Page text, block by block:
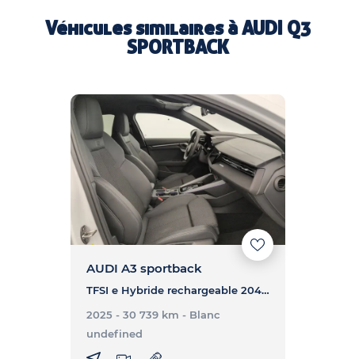
Véhicules similaires àAUDI Q3
SPORTBACK
AUDI A3 sportback
TFSI e Hybride rechargeable 204 S tronic 6 S line - A3 SPORTBACK TFSI e Hybride rechargeable 204 S tronic 6 S line
2025 - 30 739 km - Blanc
undefined